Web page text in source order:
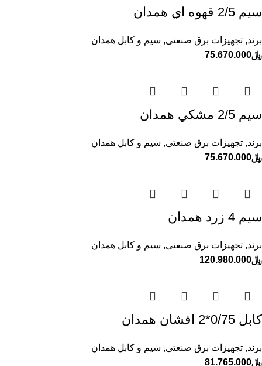
سيم 2/5 قهوه اي همدان
برند, تجهیزات برق صنعتی, سیم و کابل همدان
﷼75.670.000
سيم 2/5 مشكي همدان
برند, تجهیزات برق صنعتی, سیم و کابل همدان
﷼75.670.000
سيم 4 زرد همدان
برند, تجهیزات برق صنعتی, سیم و کابل همدان
﷼120.980.000
كابل 0/75*2 افشان همدان
برند, تجهیزات برق صنعتی, سیم و کابل همدان
﷼81.765.000